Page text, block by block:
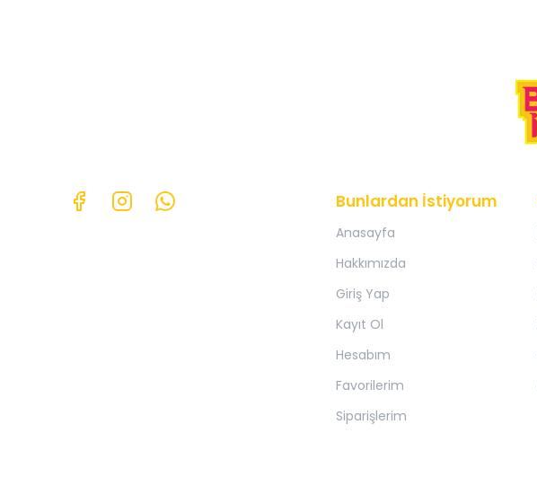
Bunlardan İstiyorum
Anasayfa
Hakkımızda
Giriş Yap
Kayıt Ol
Hesabım
Favorilerim
Siparişlerim